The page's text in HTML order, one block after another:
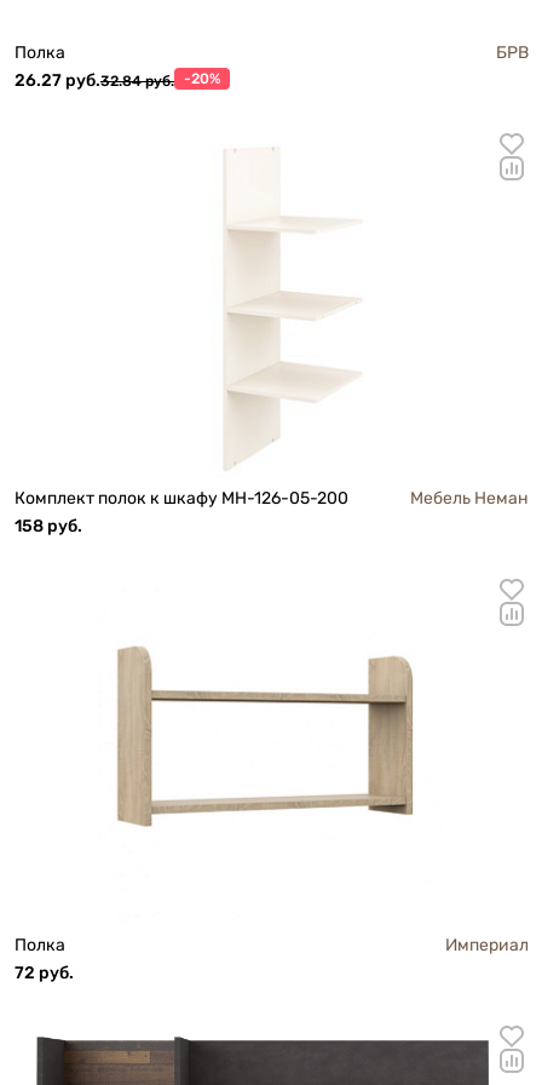
Полка
БРВ
26.27 руб.32.84 руб. -20%
Комплект полок к шкафу МН-126-05-200
Мебель Неман
158 руб.
Полка
Империал
72 руб.